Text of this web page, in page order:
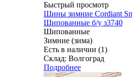
Быстрый просмотр
Шины зимние Cordiant
Шипованные б/у з3740
Шипованные
Зимние (зима)
Есть в наличии (1)
Склад: Волгоград
Подробнее